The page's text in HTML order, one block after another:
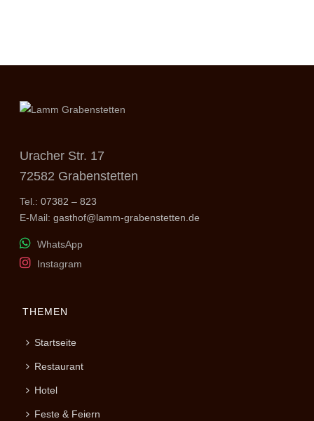
Uracher Str. 17
72582 Grabenstetten
Tel.:07382 – 823
E-Mail:gasthof@lamm-grabenstetten.de
WhatsApp
Instagram
THEMEN
Startseite
Restaurant
Hotel
Feste & Feiern